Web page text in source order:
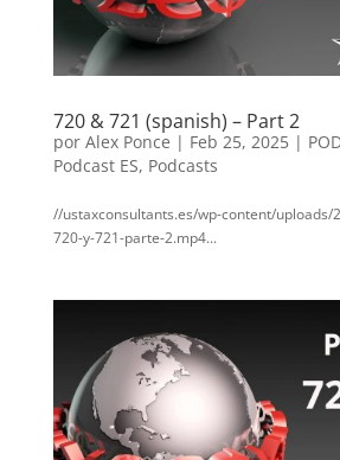
720 & 721 (spanish) – Part 2
por Alex Ponce | Feb 25, 2025|
Podcast ES, Podcasts
//ustaxconsultants.es/wp-content/uploads/
720-y-721-parte-2.mp4...